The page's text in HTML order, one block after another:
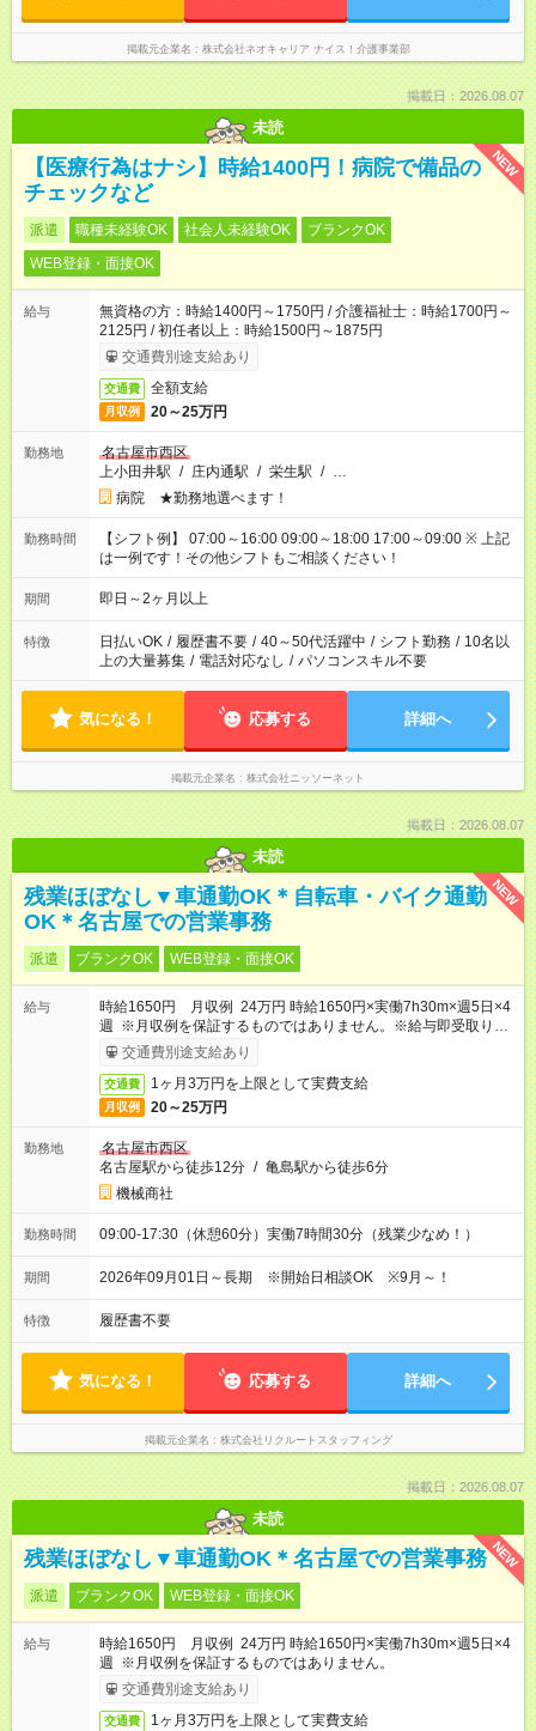
掲載元企業名 株式会社ネオキャリア ナイス！介護事業部
掲載日：2026.08.07
未読
NEW
【医療行為はナシ】時給1400円！病院で備品の
チェックなど
派遣 職種未経験OK 社会人未経験OK
ブランクOK
WEB登録・面接OK
給与
無資格の方：時給1400円～1750円 / 介護福祉士：時給1700円～
2125円 / 初任者以上：時給1500円～1875円
交通費別途支給あり
交通費 全額支給
月収例 20～25万円
勤務地
名古屋市西区
上小田井駅 / 庄内通駅 / 栄生駅 / …
病院 ★勤務地選べます！
勤務時間
【シフト例】 07:00～16:00 09:00～18:00 17:00～09:00 ※ 上記
は一例です！その他シフトもご相談ください！
期間 即日～2ヶ月以上
特徴 日払いOK / 履歴書不要 / 40～50代活躍中 / シフト勤務 / 10名以
上の大量募集 / 電話対応なし / パソコンスキル不要
気になる！ 応募する 詳細へ
掲載元企業名 株式会社ニッソーネット
掲載日：2026.08.07
未読
NEW
残業ほぼなし▼車通勤OK＊自転車・バイク通勤
OK＊名古屋での営業事務
派遣 ブランクOK WEB登録・面接OK
給与
時給1650円 月収例 24万円 時給1650円×実働7h30m×週5日×4
週 ※月収例を保証するものではありません。※給与即受取りサ
ービス利用可（利用条件有）
交通費別途支給あり
交通費 1ヶ月3万円を上限として実費支給
月収例 20～25万円
勤務地
名古屋市西区
名古屋駅から徒歩12分 / 亀島駅から徒歩6分
機械商社
勤務時間 09:00-17:30（休憩60分）実働7時間30分（残業少なめ！）
期間 2026年09月01日～長期 ※開始日相談OK ※9月～！
特徴 履歴書不要
気になる！ 応募する 詳細へ
掲載元企業名 株式会社リクルートスタッフィング
掲載日：2026.08.07
未読
NEW
残業ほぼなし▼車通勤OK＊名古屋での営業事務
派遣 ブランクOK WEB登録・面接OK
給与
時給1650円 月収例 24万円 時給1650円×実働7h30m×週5日×4
週 ※月収例を保証するものではありません。
交通費別途支給あり
交通費 1ヶ月3万円を上限として実費支給